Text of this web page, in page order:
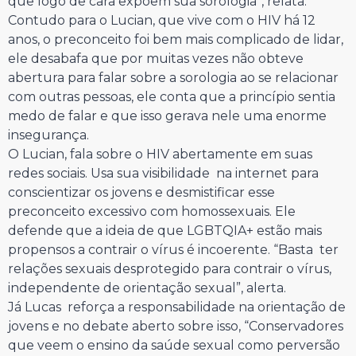
Contudo para o Lucian, que vive com o HIV há 12
anos, o preconceito foi bem mais complicado de lidar,
ele desabafa que por muitas vezes não obteve
abertura para falar sobre a sorologia ao se relacionar
com outras pessoas, ele conta que a princípio sentia
medo de falar e que isso gerava nele uma enorme
insegurança.
O Lucian, fala sobre o HIV abertamente em suas
redes sociais. Usa sua visibilidade na internet para
conscientizar os jovens e desmistificar esse
preconceito excessivo com homossexuais. Ele
defende que a ideia de que LGBTQIA+ estão mais
propensos a contrair o vírus é incoerente. “Basta ter
relações sexuais desprotegido para contrair o vírus,
independente de orientação sexual”, alerta.
Já Lucas reforça a responsabilidade na orientação de
jovens e no debate aberto sobre isso, “Conservadores
que veem o ensino da saúde sexual como perversão